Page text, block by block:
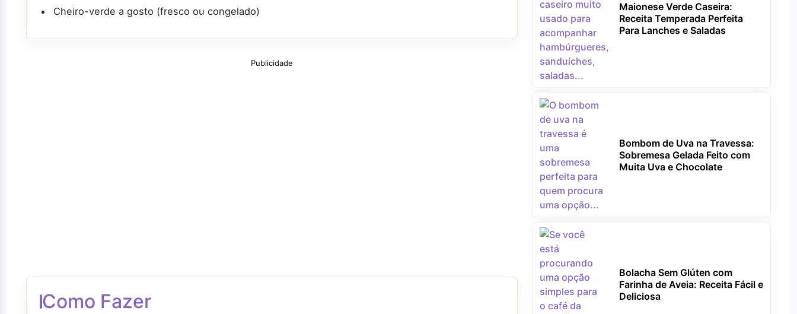
Cheiro-verde a gosto (fresco ou congelado)
Publicidade
Como Fazer
Maionese Verde Caseira:
Receita Temperada Perfeita
Para Lanches e Saladas
Bombom de Uva na Travessa:
Sobremesa Gelada Feito com
Muita Uva e Chocolate
Bolacha Sem Glúten com
Farinha de Aveia: Receita Fácil e
Deliciosa